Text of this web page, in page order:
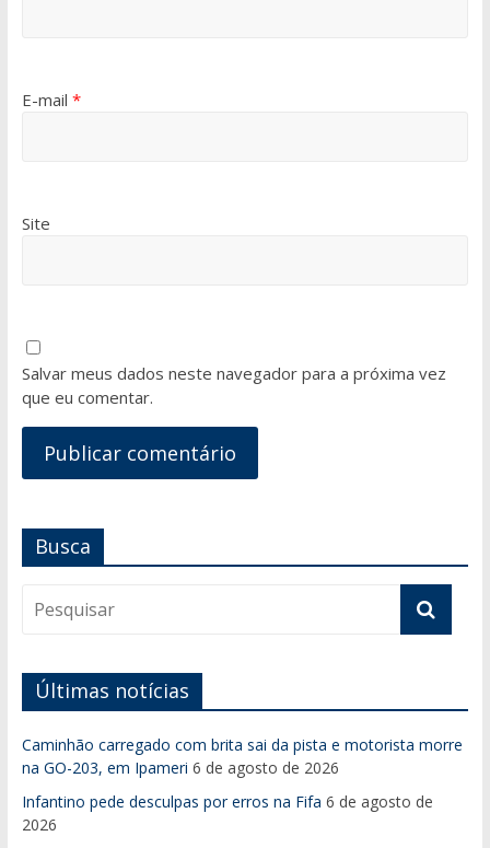
E-mail *
Site
Salvar meus dados neste navegador para a próxima vez
que eu comentar.
Busca
Últimas notícias
Caminhão carregado com brita sai da pista e motorista morre
na GO-203, em Ipameri 6 de agosto de 2026
Infantino pede desculpas por erros na Fifa 6 de agosto de
2026